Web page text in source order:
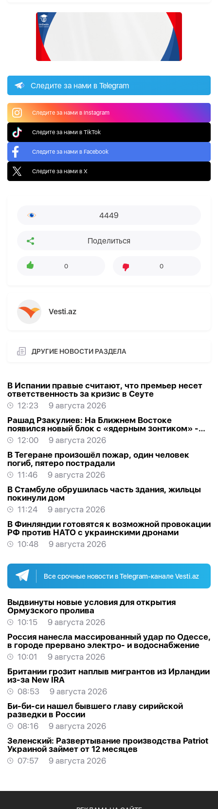
Следите за нами в Telegram
Следите за нами в Instagram
Следите за нами в TikTok
Следите за нами в Facebook
Следите за нами в X
4449
Поделиться
0 0
Vesti.az
ДРУГИЕ НОВОСТИ РАЗДЕЛА
В Испании правые считают, что премьер несет
ответственность за кризис в Сеуте
12:23
9 августа 2026
Рашад Рзакулиев: На Ближнем Востоке
появился новый блок с «ядерным зонтиком» -
МНЕНИЕ ЭКСПЕРТА
12:00
9 августа 2026
В Тегеране произошёл пожар, один человек
погиб, пятеро пострадали
11:46
9 августа 2026
В Стамбуле обрушилась часть здания, жильцы
покинули дом
11:24
9 августа 2026
В Финляндии готовятся к возможной провокации
РФ против НАТО с украинскими дронами
10:48
9 августа 2026
Все срочные новости в Telegram-канале Vesti.az
Выдвинуты новые условия для открытия
Ормузского пролива
10:15
9 августа 2026
Россия нанесла массированный удар по Одессе,
в городе прервано электро- и водоснабжение
10:01
9 августа 2026
Британии грозит наплыв мигрантов из Ирландии
из-за New IRA
08:53
9 августа 2026
Би-би-си нашел бывшего главу сирийской
разведки в России
08:16
9 августа 2026
Зеленский: Развертывание производства Patriot
Украиной займет от 12 месяцев
07:57
9 августа 2026